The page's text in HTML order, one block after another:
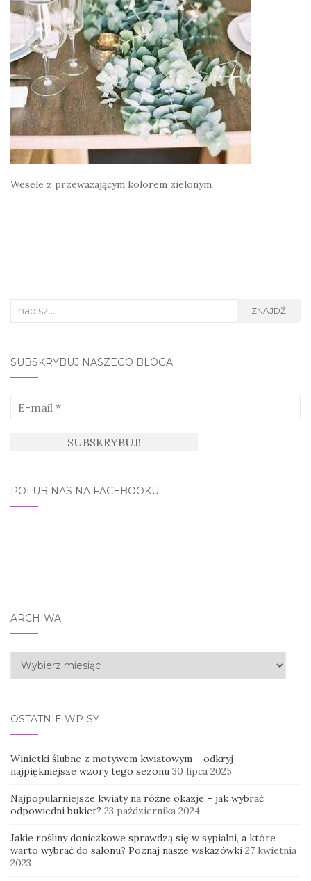
Wesele z przeważającym kolorem zielonym
Search
ZNAJDŹ
SUBSKRYBUJ NASZEGO BLOGA
POLUB NAS NA FACEBOOKU
ARCHIWA
Archiwa
OSTATNIE WPISY
Winietki ślubne z motywem kwiatowym – odkryj
najpiękniejsze wzory tego sezonu 30 lipca 2025
Najpopularniejsze kwiaty na różne okazje – jak wybrać
odpowiedni bukiet? 23 października 2024
Jakie rośliny doniczkowe sprawdzą się w sypialni, a które
warto wybrać do salonu? Poznaj nasze wskazówki 27 kwietnia
2023